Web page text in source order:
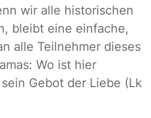
wir alle historischen
bleibt eine einfache,
alle Teilnehmer dieses
Wo ist hier
Gebot der Liebe (Lk